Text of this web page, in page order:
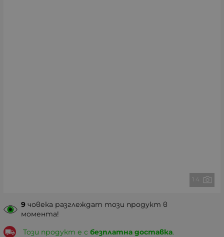
1 4
9 човека разглеждат този продукт в
момента!
Този продукт е с безплатна доставка.